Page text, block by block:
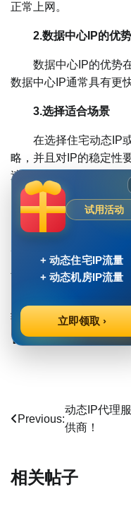
正常上网。
2.数据中心IP的优势
数据中心IP的优势在
数据中心IP通常具有更
3.选择适合场景
在选择住宅动态IP或
略，并且对IP的稳定性
速稳定的网络连接，并
4.结合穿云代理的
在选择代理IP时，可
+的ISP定位级别的原生
足不同场景下的代理需
综上所述，住宅动态
结合穿云代理提供的优
Post Views: 836
文
导
Previous:
动态IP代理
供商！
相关帖子
试用活动
+ 动态住宅IP流量
+ 动态机房IP流量
立即领取 ›